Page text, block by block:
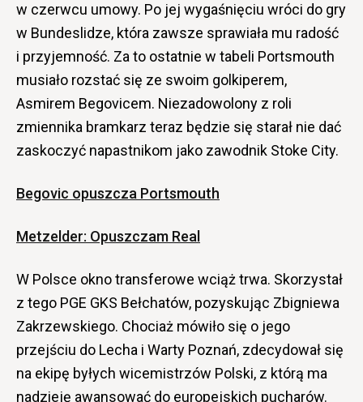
w czerwcu umowy. Po jej wygaśnięciu wróci do gry
w Bundeslidze, która zawsze sprawiała mu radość
i przyjemność. Za to ostatnie w tabeli Portsmouth
musiało rozstać się ze swoim golkiperem,
Asmirem Begovicem. Niezadowolony z roli
zmiennika bramkarz teraz będzie się starał nie dać
zaskoczyć napastnikom jako zawodnik Stoke City.
Begovic opuszcza Portsmouth
Metzelder: Opuszczam Real
W Polsce okno transferowe wciąż trwa. Skorzystał
z tego PGE GKS Bełchatów, pozyskując Zbigniewa
Zakrzewskiego. Chociaż mówiło się o jego
przejściu do Lecha i Warty Poznań, zdecydował się
na ekipę byłych wicemistrzów Polski, z którą ma
nadzieję awansować do europejskich pucharów.